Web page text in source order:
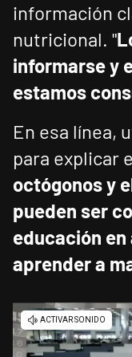
información
nutricional. "
informarse y
estamos
En esa línea,
para explicar
octógonos y
pueden ser
educación
aprender a